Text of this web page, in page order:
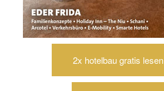
2x hotelbau gratis lesen